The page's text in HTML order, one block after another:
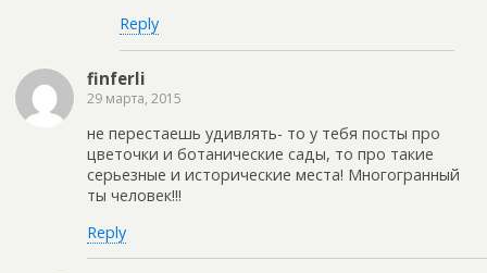
Reply
finferli
29 марта, 2015
не перестаешь удивлять- то у тебя посты про
цветочки и ботанические сады, то про такие
серьезные и исторические места! Многогранный
ты человек!!!
Reply